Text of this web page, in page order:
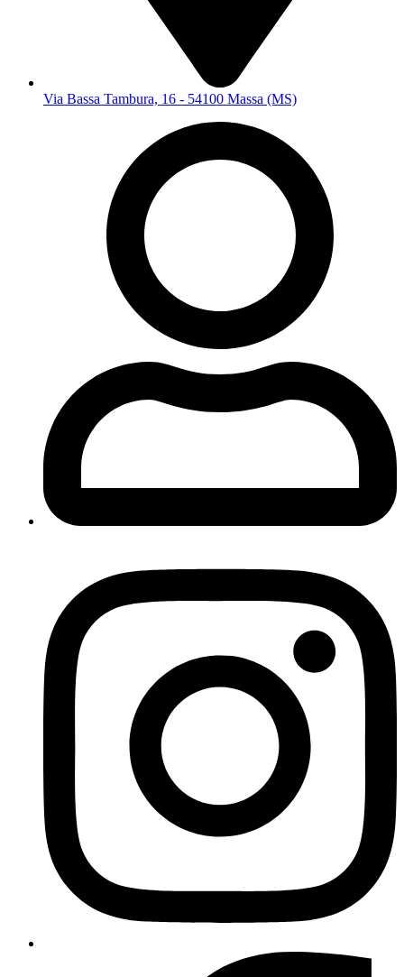
Via Bassa Tambura, 16 - 54100 Massa (MS)